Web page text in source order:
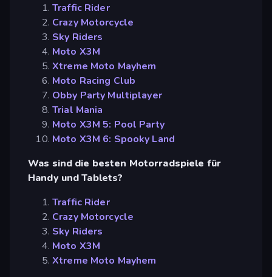
Traffic Rider
Crazy Motorcycle
Sky Riders
Moto X3M
Xtreme Moto Mayhem
Moto Racing Club
Obby Party Multiplayer
Trial Mania
Moto X3M 5: Pool Party
Moto X3M 6: Spooky Land
Was sind die besten Motorradspiele für
Handy und Tablets?
Traffic Rider
Crazy Motorcycle
Sky Riders
Moto X3M
Xtreme Moto Mayhem